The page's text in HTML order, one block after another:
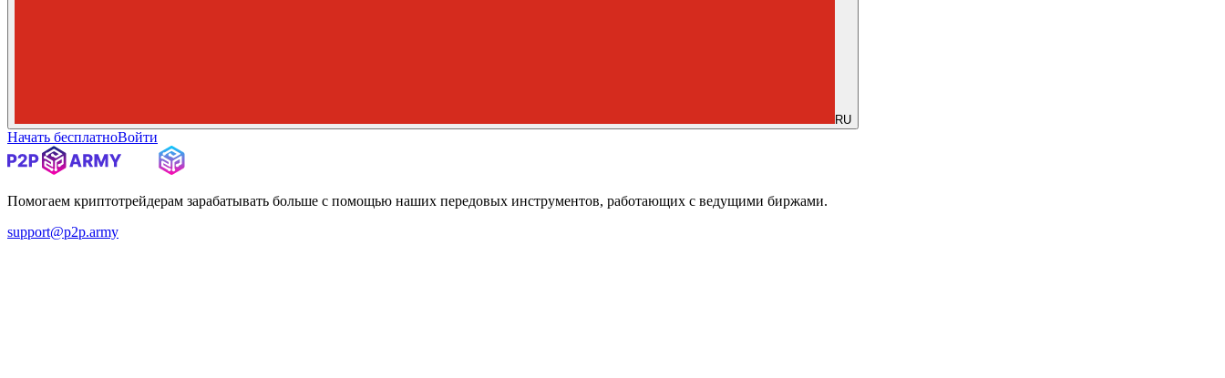
RU
Начать бесплатноВойти
Помогаем криптотрейдерам зарабатывать больше с помощью наших передовых инструментов, работающих с ведущими биржами.
support@p2p.army